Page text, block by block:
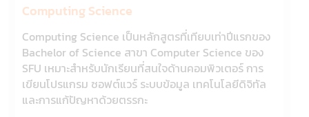
Computing Science
Computing Science เป็นหลักสูตรที่เทียบเท่าปีแรกของ
Bachelor of Science สาขา Computer Science ของ
SFU เหมาะสำหรับนักเรียนที่สนใจด้านคอมพิวเตอร์ การ
เขียนโปรแกรม ซอฟต์แวร์ ระบบข้อมูล เทคโนโลยีดิจิทัล
และการแก้ปัญหาด้วยตรรกะ